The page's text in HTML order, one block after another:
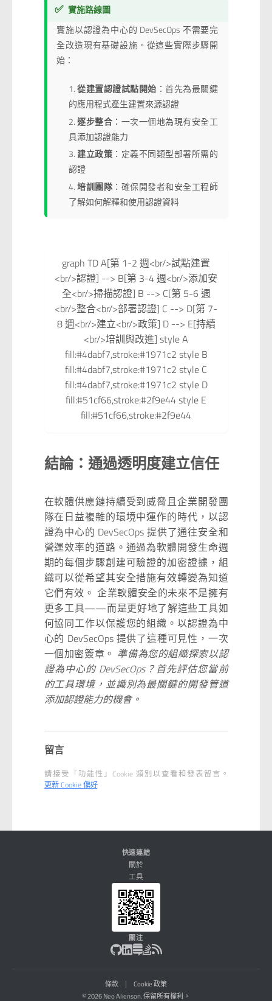
✅ 實施路線圖
實施以認證為中心的 DevSecOps 不需要完
全改造現有基礎設施。從這些實際步驟開
始：
從建置認證試點開始 ：首先為最關鍵
的應用程式產生建置來源認證
逐步整合 ：一次一個地為現有安全工
具添加認證能力
建立政策 ：定義不同類型部署所需的
認證
培訓團隊 ：確保開發者和安全工程師
了解如何解釋和使用認證資料
graph TD A[第 1-2 週<br/>試點建置
<br/>認證] --> B[第 3-4 週<br/>添加安
全<br/>掃描認證] B --> C[第 5-6 週
<br/>整合<br/>部署認證] C --> D[第 7-
8 週<br/>建立<br/>政策] D --> E[持續
<br/>培訓與改進] style A
fill:#4dabf7,stroke:#1971c2 style B
fill:#4dabf7,stroke:#1971c2 style C
fill:#4dabf7,stroke:#1971c2 style D
fill:#51cf66,stroke:#2f9e44 style E
fill:#51cf66,stroke:#2f9e44
結論：通過透明度建立信任
在軟體供應鏈持續受到威脅且企業開發團
隊在日益複雜的環境中運作的時代，以認
證為中心的 DevSecOps 提供了通往安全和
營運效率的道路。通過為軟體開發生命週
期的每個步驟創建可驗證的加密證據，組
織可以從希望其安全措施有效轉變為知道
它們有效。 企業軟體安全的未來不是擁有
更多工具——而是更好地了解這些工具如
何協同工作以保護您的組織。以認證為中
心的 DevSecOps 提供了這種可見性，一次
一個加密簽章。 準備為您的組織探索以認
證為中心的 DevSecOps？首先評估您當前
的工具環境，並識別為最關鍵的開發管道
添加認證能力的機會。
留言
請接受「功能性」Cookie 類別以查看和發表留言。
更新 Cookie 偏好
快速連結
關於
工具
關注
條款 |
Cookie 政策
© 2026 Neo Alienson. 保留所有權利。